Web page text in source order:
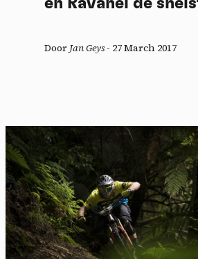
en Ravanel de
Door Jan Geys- 27 March 2017